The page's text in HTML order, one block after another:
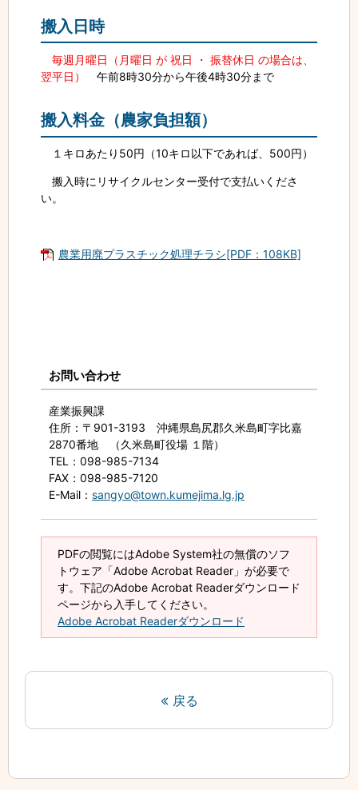
搬入日時
毎週月曜日（月曜日 が 祝日 ・ 振替休日 の場合は、
翌平日）
午前8時30分から午後4時30分まで
搬入料金（農家負担額）
１キロあたり50円（10キロ以下であれば、500円）
搬入時にリサイクルセンター受付で支払いくださ
い。
農業用廃プラスチック処理チラシ[PDF：108KB]
お問い合わせ
産業振興課
住所 ：〒901-3193 沖縄県島尻郡久米島町字比嘉
2870番地 （久米島町役場 １階）
TEL
：098-985-7134
FAX ：098-985-7120
E-Mail ： sangyo@town.kumejima.lg.jp
PDFの閲覧にはAdobe System社の無償のソフ
トウェア「Adobe Acrobat Reader」が必要で
す。下記のAdobe Acrobat Readerダウンロード
ページから入手してください。
Adobe Acrobat Readerダウンロード
戻る